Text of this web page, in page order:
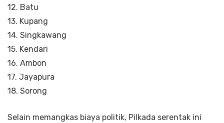
12. Batu
13. Kupang
14. Singkawang
15. Kendari
16. Ambon
17. Jayapura
18. Sorong
Selain memangkas biaya politik, Pilkada serentak ini